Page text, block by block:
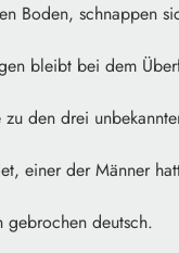
Boden, schnappen
bleibt bei dem
den drei
einer der Männer
deutsch.